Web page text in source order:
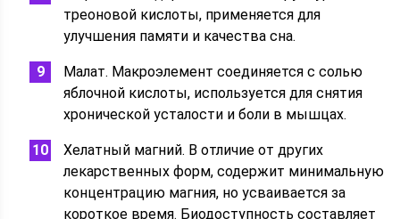
треоновой кислоты, применяется для
улучшения памяти и качества сна.
Малат. Макроэлемент соединяется с солью
яблочной кислоты, используется для снятия
хронической усталости и боли в мышцах.
Хелатный магний. В отличие от других
лекарственных форм, содержит минимальную
концентрацию магния, но усваивается за
короткое время. Биодоступность составляет